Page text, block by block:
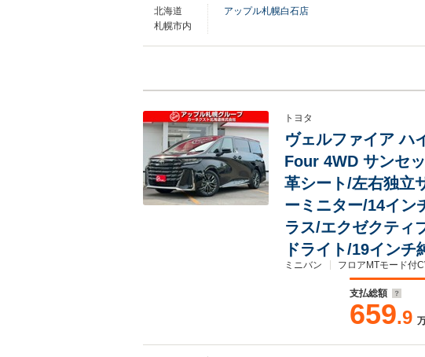
北海道
札幌市内
アップル札幌白石店
トヨタ
ヴェルファイア ハ
Four 4WD サンセ
革シート/左右独立
ーミニター/14イン
ラス/エクゼクティ
ドライト/19イン
ミニバン フロアMTモード付
支払総額
659.9